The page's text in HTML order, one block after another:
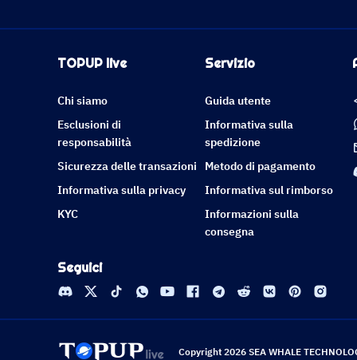
TOPUP live
Chi siamo
Esclusioni di
responsabilità
Sicurezza delle transazioni
Informativa sulla privacy
KYC
Servizio
Guida utente
Informativa sulla
spedizione
Metodo di pagamento
Informativa sul rimborso
Informazioni sulla
consegna
Seguici
Copyright 2026 SEA WHALE